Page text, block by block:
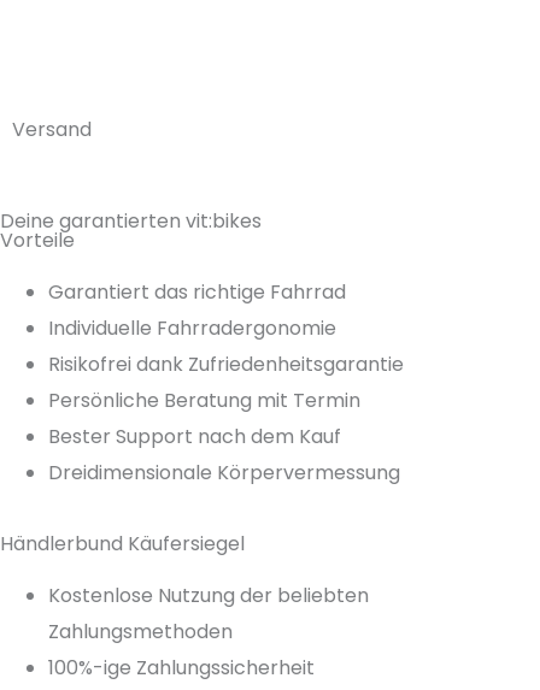
Versand
Deine garantierten vit:bikes
Vorteile
Garantiert das richtige Fahrrad
Individuelle Fahrradergonomie
Risikofrei dank Zufriedenheitsgarantie
Persönliche Beratung mit Termin
Bester Support nach dem Kauf
Dreidimensionale Körpervermessung
Händlerbund Käufersiegel
Kostenlose Nutzung der beliebten
Zahlungsmethoden
100%-ige Zahlungssicherheit